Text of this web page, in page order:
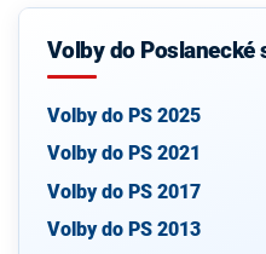
Volby do Poslanecké
Volby do PS 2025
Volby do PS 2021
Volby do PS 2017
Volby do PS 2013